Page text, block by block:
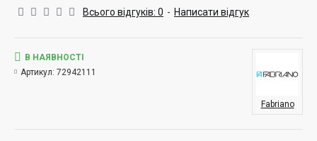
Всього відгуків: 0 - Написати відгук
В НАЯВНОСТІ
Артикул: 72942111
Fabriano